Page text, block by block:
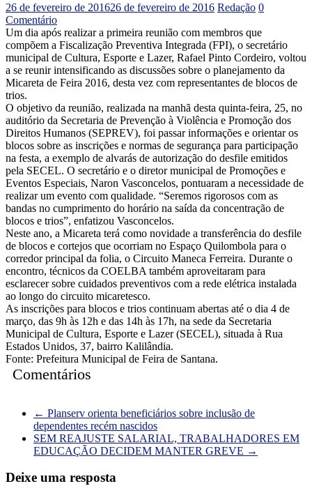
26 de fevereiro de 201626 de fevereiro de 2016 Redação 0
Comentário
Um dia após realizar a primeira reunião com membros que
compõem a Fiscalização Preventiva Integrada (FPI), o secretário
municipal de Cultura, Esporte e Lazer, Rafael Pinto Cordeiro, voltou
a se reunir intensificando as discussões sobre o planejamento da
Micareta de Feira 2016, desta vez com representantes de blocos de
trios.
O objetivo da reunião, realizada na manhã desta quinta-feira, 25, no
auditório da Secretaria de Prevenção à Violência e Promoção dos
Direitos Humanos (SEPREV), foi passar informações e orientar os
blocos sobre as inscrições e normas de segurança para participação
na festa, a exemplo de alvarás de autorização do desfile emitidos
pela SECEL. O secretário e o diretor municipal de Promoções e
Eventos Especiais, Naron Vasconcelos, pontuaram a necessidade de
realizar um evento com qualidade. “Seremos rigorosos com as
bandas no cumprimento do horário na saída da concentração de
blocos e trios”, enfatizou Vasconcelos.
Neste ano, a Micareta terá como novidade a transferência do desfile
de blocos e cortejos que ocorriam no Espaço Quilombola para o
corredor principal da folia, o Circuito Maneca Ferreira. Durante o
encontro, técnicos da COELBA também aproveitaram para
esclarecer sobre cuidados preventivos com a rede elétrica instalada
ao longo do circuito micaretesco.
As inscrições para blocos e trios continuam abertas até o dia 4 de
março, das 9h às 12h e das 14h às 17h, na sede da Secretaria
Municipal de Cultura, Esporte e Lazer (SECEL), situada à Rua
Estados Unidos, 37, bairro Kalilândia.
Fonte: Prefeitura Municipal de Feira de Santana.
Comentários
← Planserv orienta beneficiários sobre inclusão de
dependentes recém nascidos
SEM REAJUSTE SALARIAL, TRABALHADORES EM
EDUCAÇÃO DECIDEM MANTER GREVE →
Deixe uma resposta